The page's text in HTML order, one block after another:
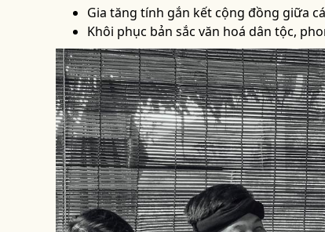
Gia tăng tính gắn kết cộng đồng giữa
Khôi phục bản sắc văn hoá dân tộc,